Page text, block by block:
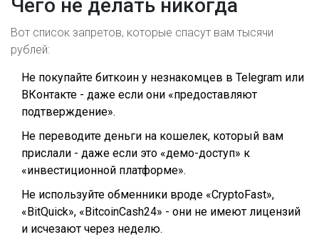
Чего не делать никогда
Вот список запретов, которые спасут вам тысячи
рублей:
Не покупайте биткоин у незнакомцев в Telegram или
ВКонтакте - даже если они «предоставляют
подтверждение».
Не переводите деньги на кошелек, который вам
прислали - даже если это «демо-доступ» к
«инвестиционной платформе».
Не используйте обменники вроде «CryptoFast»,
«BitQuick», «BitcoinCash24» - они не имеют лицензий
и исчезают через неделю.